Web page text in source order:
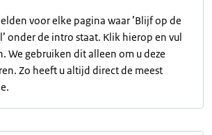
voor elke pagina waar ’Blijf op de
onder de intro staat. Klik hierop en vul
We gebruiken dit alleen om u deze
Zo heeft u altijd direct de meest